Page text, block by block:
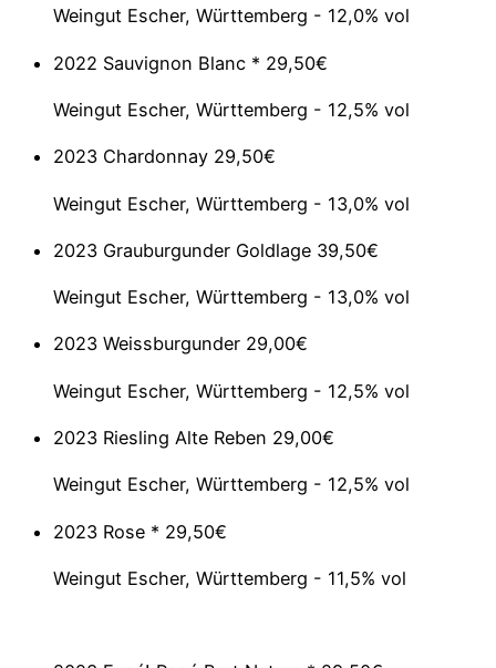
Weingut Escher, Württemberg - 12,0% vol
2022 Sauvignon Blanc * 29,50€
Weingut Escher, Württemberg - 12,5% vol
2023 Chardonnay 29,50€
Weingut Escher, Württemberg - 13,0% vol
2023 Grauburgunder Goldlage 39,50€
Weingut Escher, Württemberg - 13,0% vol
2023 Weissburgunder 29,00€
Weingut Escher, Württemberg - 12,5% vol
2023 Riesling Alte Reben 29,00€
Weingut Escher, Württemberg - 12,5% vol
2023 Rose * 29,50€
Weingut Escher, Württemberg - 11,5% vol